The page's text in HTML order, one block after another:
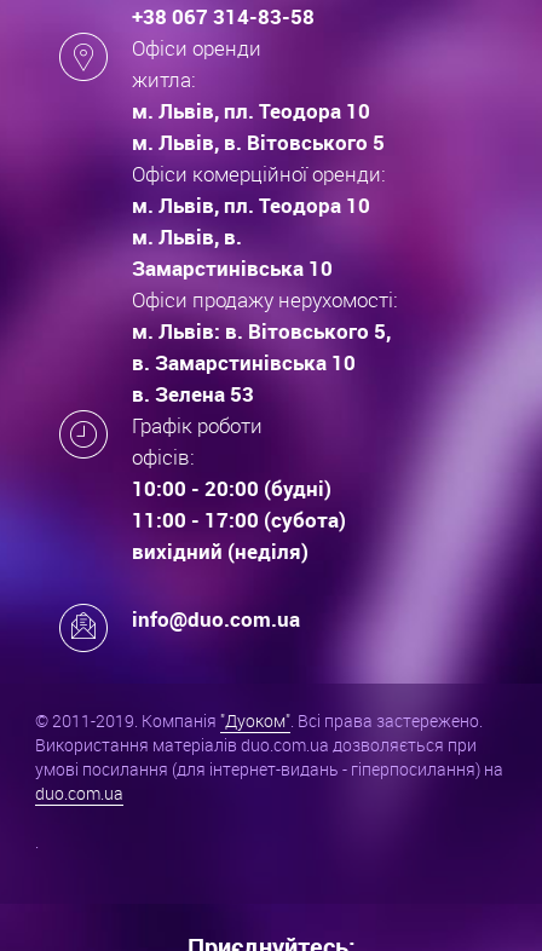
+38 067 314-83-58
Офіси оренди
житла:
м. Львів, пл. Теодора 10
м. Львів, в. Вітовського 5
Офіси комерційної оренди:
м. Львів, пл. Теодора 10
м. Львів, в.
Замарстинівська 10
Офіси продажу нерухомості:
м. Львів: в. Вітовського 5,
в. Замарстинівська 10
в. Зелена 53
Графік роботи
офісів:
10:00 - 20:00 (будні)
11:00 - 17:00 (субота)
вихідний (неділя)
info@duo.com.ua
© 2011-2019. Компанія "Дуоком". Всі права застережено.
Використання матеріалів duo.com.ua дозволяється при
умові посилання (для інтернет-видань - гіперпосилання) на
duo.com.ua
.